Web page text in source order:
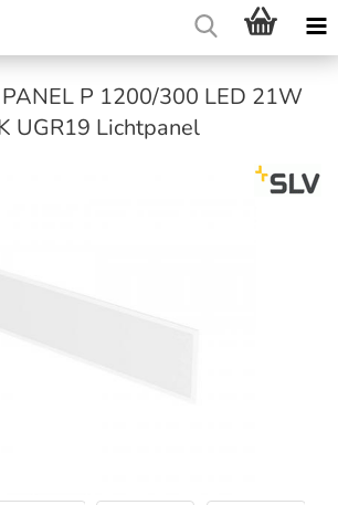
P 1200/300 LED 21W
UGR19 Lichtpanel